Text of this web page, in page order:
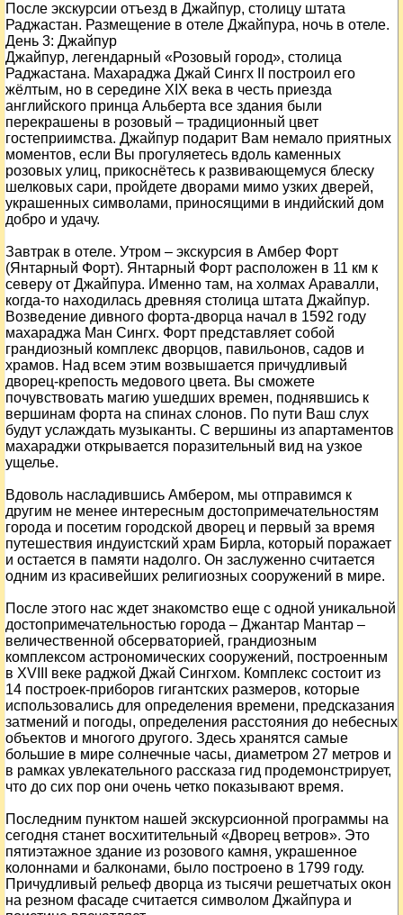
После экскурсии отъезд в Джайпур, столицу штата
Раджастан. Размещение в отеле Джайпура, ночь в отеле.
День 3: Джайпур
Джайпур, легендарный «Розовый город», столица
Раджастана. Махараджа Джай Сингх II построил его
жёлтым, но в середине XIX века в честь приезда
английского принца Альберта все здания были
перекрашены в розовый – традиционный цвет
гостеприимства. Джайпур подарит Вам немало приятных
моментов, если Вы прогуляетесь вдоль каменных
розовых улиц, прикоснётесь к развивающемуся блеску
шелковых сари, пройдете дворами мимо узких дверей,
украшенных символами, приносящими в индийский дом
добро и удачу.
Завтрак в отеле. Утром – экскурсия в Амбер Форт
(Янтарный Форт). Янтарный Форт расположен в 11 км к
северу от Джайпура. Именно там, на холмах Аравалли,
когда-то находилась древняя столица штата Джайпур.
Возведение дивного форта-дворца начал в 1592 году
махараджа Ман Сингх. Форт представляет собой
грандиозный комплекс дворцов, павильонов, садов и
храмов. Над всем этим возвышается причудливый
дворец-крепость медового цвета. Вы сможете
почувствовать магию ушедших времен, поднявшись к
вершинам форта на спинах слонов. По пути Ваш слух
будут услаждать музыканты. С вершины из апартаментов
махараджи открывается поразительный вид на узкое
ущелье.
Вдоволь насладившись Амбером, мы отправимся к
другим не менее интересным достопримечательностям
города и посетим городской дворец и первый за время
путешествия индуистский храм Бирла, который поражает
и остается в памяти надолго. Он заслуженно считается
одним из красивейших религиозных сооружений в мире.
После этого нас ждет знакомство еще с одной уникальной
достопримечательностью города – Джантар Мантар –
величественной обсерваторией, грандиозным
комплексом астрономических сооружений, построенным
в XVIII веке раджой Джай Сингхом. Комплекс состоит из
14 построек-приборов гигантских размеров, которые
использовались для определения времени, предсказания
затмений и погоды, определения расстояния до небесных
объектов и многого другого. Здесь хранятся самые
большие в мире солнечные часы, диаметром 27 метров и
в рамках увлекательного рассказа гид продемонстрирует,
что до сих пор они очень четко показывают время.
Последним пунктом нашей экскурсионной программы на
сегодня станет восхитительный «Дворец ветров». Это
пятиэтажное здание из розового камня, украшенное
колоннами и балконами, было построено в 1799 году.
Причудливый рельеф дворца из тысячи решетчатых окон
на резном фасаде считается символом Джайпура и